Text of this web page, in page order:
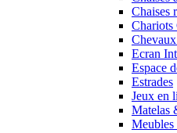
Chaises
Chariots
Ecran
Espace
Estrades
Jeux en
Matelas
Meubles